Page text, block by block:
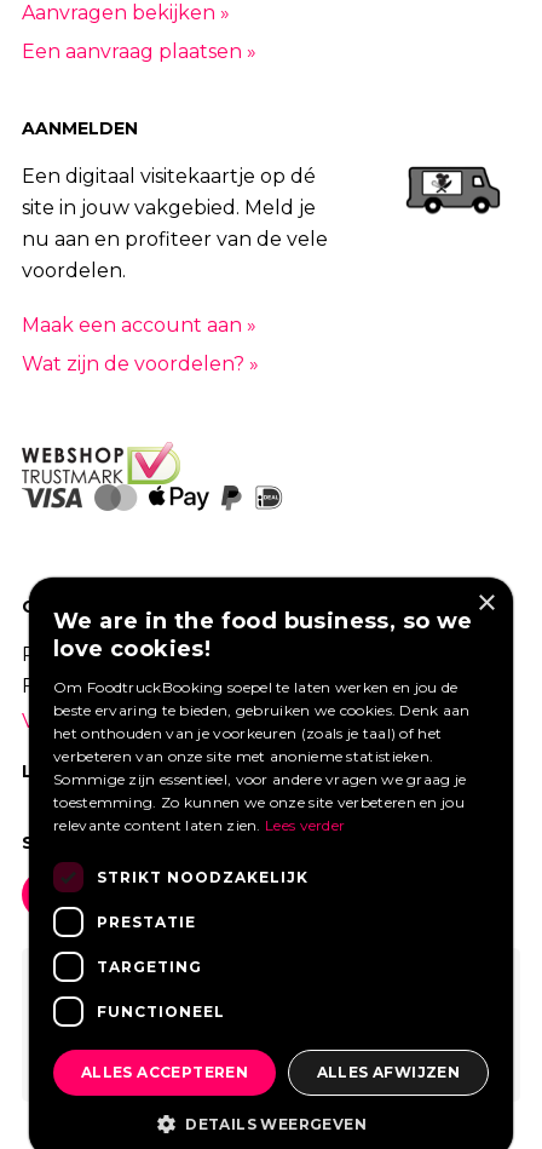
Aanvragen bekijken »
Een aanvraag plaatsen »
AANMELDEN
Een digitaal visitekaartje op dé
site in jouw vakgebied. Meld je
nu aan en profiteer van de vele
voordelen.
Maak een account aan »
Wat zijn de voordelen? »
GOED VERZEKERD ONDERNEMEN?
Profiteer van een aantrekkelijke premie via
Foodtruckbooking.
Vraag een offerte aan.
LIKE ONS OP FACEBOOK
SOCIAL MEDIA
×
We are in the food business, so we
love cookies!
Om FoodtruckBooking soepel te laten werken en jou de
beste ervaring te bieden, gebruiken we cookies. Denk aan
het onthouden van je voorkeuren (zoals je taal) of het
verbeteren van onze site met anonieme statistieken.
Sommige zijn essentieel, voor andere vragen we graag je
toestemming. Zo kunnen we onze site verbeteren en jou
relevante content laten zien. Lees verder
STRIKT NOODZAKELIJK
PRESTATIE
TARGETING
FUNCTIONEEL
ALLES ACCEPTEREN ALLES AFWIJZEN
DETAILS WEERGEVEN